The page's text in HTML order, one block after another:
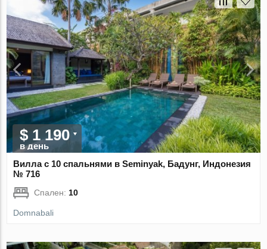
$ 1 190
в день
Вилла с 10 спальнями в Seminyak, Бадунг, Индонезия
№ 716
Спален:10
Domnabali